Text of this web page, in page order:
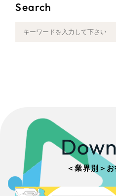
Search
＜業界別＞